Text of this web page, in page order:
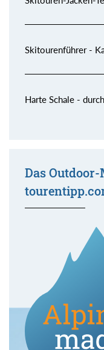
Skitourenführer -
Harte Schale -
Das